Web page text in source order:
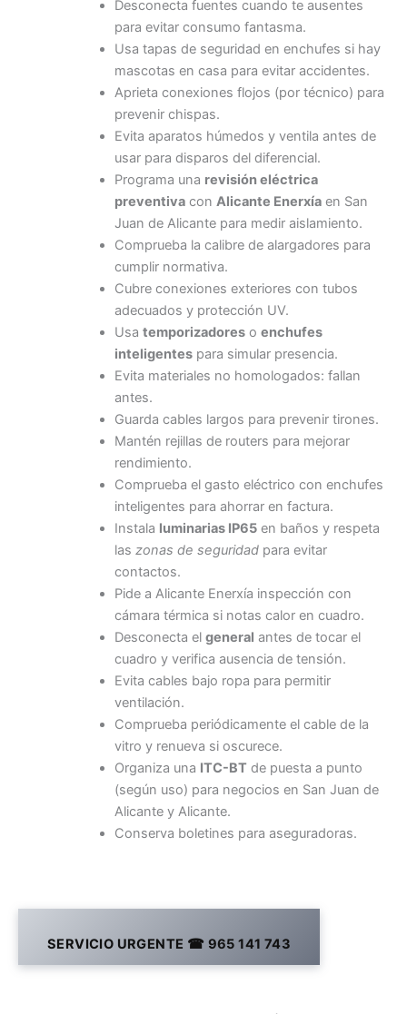
Desconecta fuentes cuando te ausentes
para evitar consumo fantasma.
Usa tapas de seguridad en enchufes si hay
mascotas en casa para evitar accidentes.
Aprieta conexiones flojos (por técnico) para
prevenir chispas.
Evita aparatos húmedos y ventila antes de
usar para disparos del diferencial.
Programa una revisión eléctrica
preventivacon Alicante Enerxíaen San
Juan de Alicante para medir aislamiento.
Comprueba la calibre de alargadores para
cumplir normativa.
Cubre conexiones exteriores con tubos
adecuados y protección UV.
Usa temporizadoreso enchufes
inteligentespara simular presencia.
Evita materiales no homologados: fallan
antes.
Guarda cables largos para prevenir tirones.
Mantén rejillas de routers para mejorar
rendimiento.
Comprueba el gasto eléctrico con enchufes
inteligentes para ahorrar en factura.
Instala luminarias IP65en baños y respeta
las zonas de seguridadpara evitar
contactos.
Pide a Alicante Enerxía inspección con
cámara térmica si notas calor en cuadro.
Desconecta el general antes de tocar el
cuadro y verifica ausencia de tensión.
Evita cables bajo ropa para permitir
ventilación.
Comprueba periódicamente el cable de la
vitro y renueva si oscurece.
Organiza una ITC-BTde puesta a punto
(según uso) para negocios en San Juan de
Alicante y Alicante.
Conserva boletines para aseguradoras.
SERVICIO URGENTE ☎ 965 141 743